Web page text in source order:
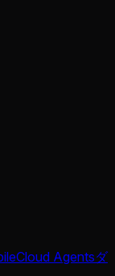
Cloud Agentsダ